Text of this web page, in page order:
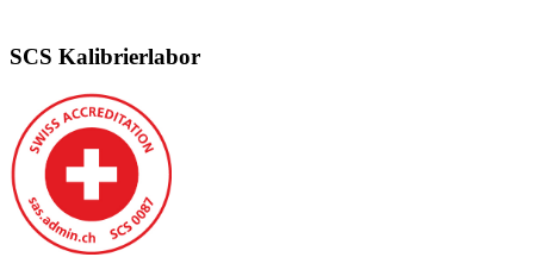
SCS Kalibrierlabor